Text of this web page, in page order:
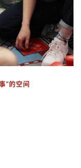
”的空间